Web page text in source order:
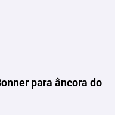
para âncora do